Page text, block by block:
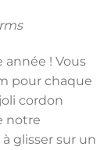
! Vous
pour chaque
cordon
notre
à glisser sur un